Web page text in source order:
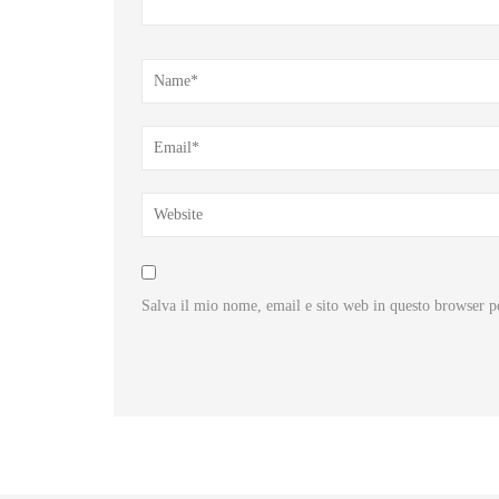
Salva il mio nome, email e sito web in questo browser